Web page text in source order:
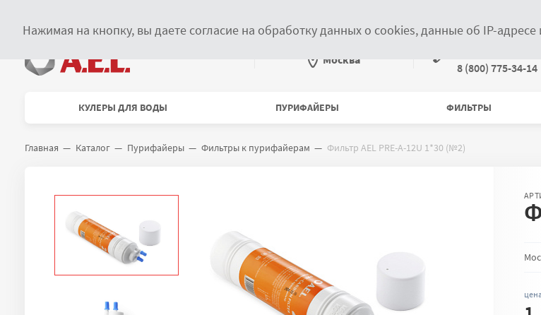
Выберите местоположение
Москва
8 (800) 775-34-14
КУЛЕРЫ ДЛЯ ВОДЫ ПУРИФАЙЕРЫ ФИЛЬТРЫ
Навигационная цепочка
Главная Каталог Пурифайеры Фильтры к пурифайерам Фильтр AEL PRE-A-12U 1*30 (№2)
Нажимая на кнопку, вы даете согласие на обработку данных о cookies, данные об IP-